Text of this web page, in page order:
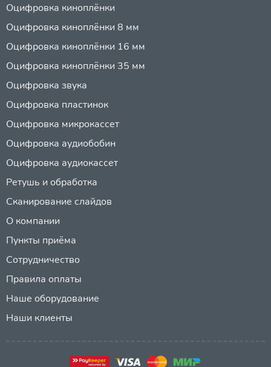
Оцифровка киноплёнки
Оцифровка киноплёнки 8 мм
Оцифровка киноплёнки 16 мм
Оцифровка киноплёнки 35 мм
Оцифровка звука
Оцифровка пластинок
Оцифровка микрокассет
Оцифровка аудиобобин
Оцифровка аудиокассет
Ретушь и обработка
Сканирование слайдов
О компании
Пункты приёма
Сотрудничество
Правила оплаты
Наше оборудование
Наши клиенты